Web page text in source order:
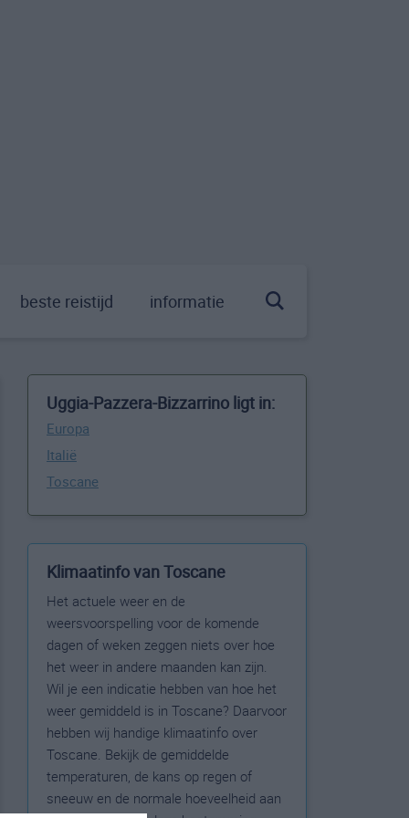
beste reistijd informatie
Uggia-Pazzera-Bizzarrino ligt in:
Europa
Italië
Toscane
Klimaatinfo van Toscane
Het actuele weer en de
weersvoorspelling voor de komende
dagen of weken zeggen niets over hoe
het weer in andere maanden kan zijn.
Wil je een indicatie hebben van hoe het
weer gemiddeld is in Toscane? Daarvoor
hebben wij handige klimaatinfo over
Toscane. Bekijk de gemiddelde
temperaturen, de kans op regen of
sneeuw en de normale hoeveelheid aan